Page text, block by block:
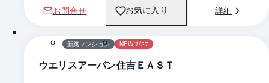
お問合せ お気に入り 詳細
1 / 0 間取り
新築マンション NEW 7/27
ウエリスアーバン住吉ＥＡＳＴ